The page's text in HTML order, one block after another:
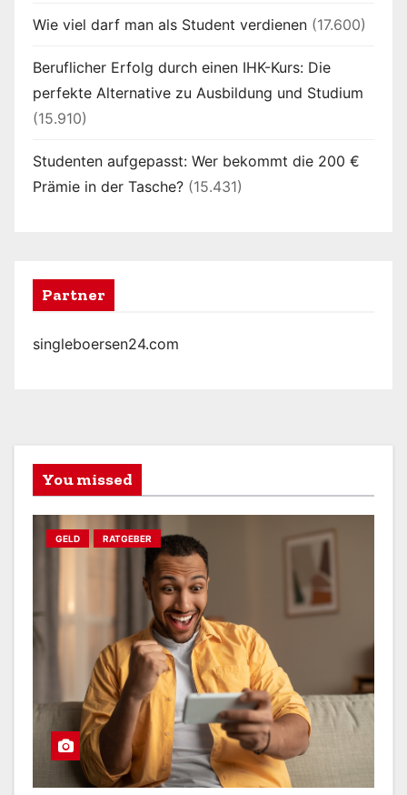
Wie viel darf man als Student verdienen (17.600)
Beruflicher Erfolg durch einen IHK-Kurs: Die
perfekte Alternative zu Ausbildung und Studium
(15.910)
Studenten aufgepasst: Wer bekommt die 200 €
Prämie in der Tasche? (15.431)
Partner
singleboersen24.com
You missed
GELD RATGEBER